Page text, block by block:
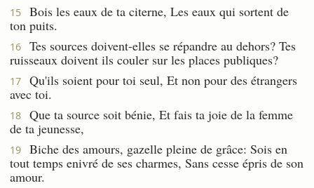
15
Bois les eaux de ta citerne, Les eaux qui sortent de
ton puits.
16
Tes sources doivent-elles se répandre au dehors? Tes
ruisseaux doivent ils couler sur les places publiques?
17
Qu'ils soient pour toi seul, Et non pour des étrangers
avec toi.
18
Que ta source soit bénie, Et fais ta joie de la femme
de ta jeunesse,
19
Biche des amours, gazelle pleine de grâce: Sois en
tout temps enivré de ses charmes, Sans cesse épris de son
amour.